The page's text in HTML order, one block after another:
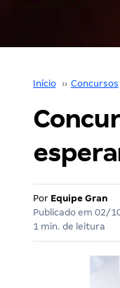
Início ›› Concursos
Por Equipe Gran
Publicado em 02/
1 min. de leitura